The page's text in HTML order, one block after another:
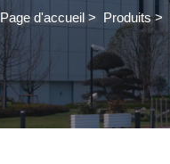
Page d'accueil > Produits>